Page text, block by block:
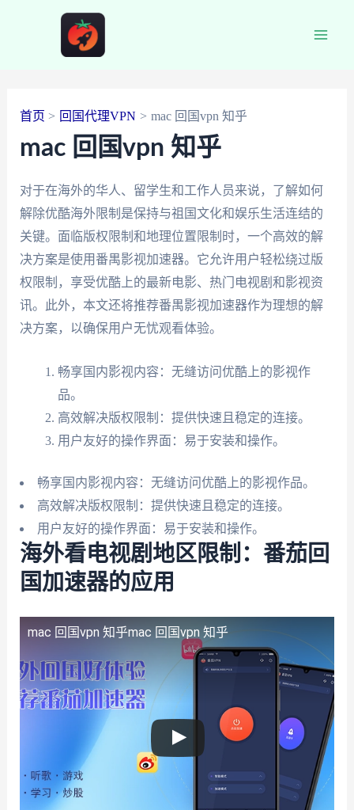
首页 回国代理VPN mac 回国vpn 知乎
mac 回国vpn 知乎
对于在海外的华人、留学生和工作人员来说，了解如何
解除优酷海外限制是保持与祖国文化和娱乐生活连结的
关键。面临版权限制和地理位置限制时，一个高效的解
决方案是使用番禺影视加速器。它允许用户轻松绕过版
权限制，享受优酷上的最新电影、热门电视剧和影视资
讯。此外，本文还将推荐番禺影视加速器作为理想的解
决方案，以确保用户无忧观看体验。
畅享国内影视内容：无缝访问优酷上的影视作
品。
高效解决版权限制：提供快速且稳定的连接。
用户友好的操作界面：易于安装和操作。
畅享国内影视内容：无缝访问优酷上的影视作品。
高效解决版权限制：提供快速且稳定的连接。
用户友好的操作界面：易于安装和操作。
海外看电视剧地区限制：番茄回
国加速器的应用
mac 回国vpn 知乎mac 回国vpn 知乎